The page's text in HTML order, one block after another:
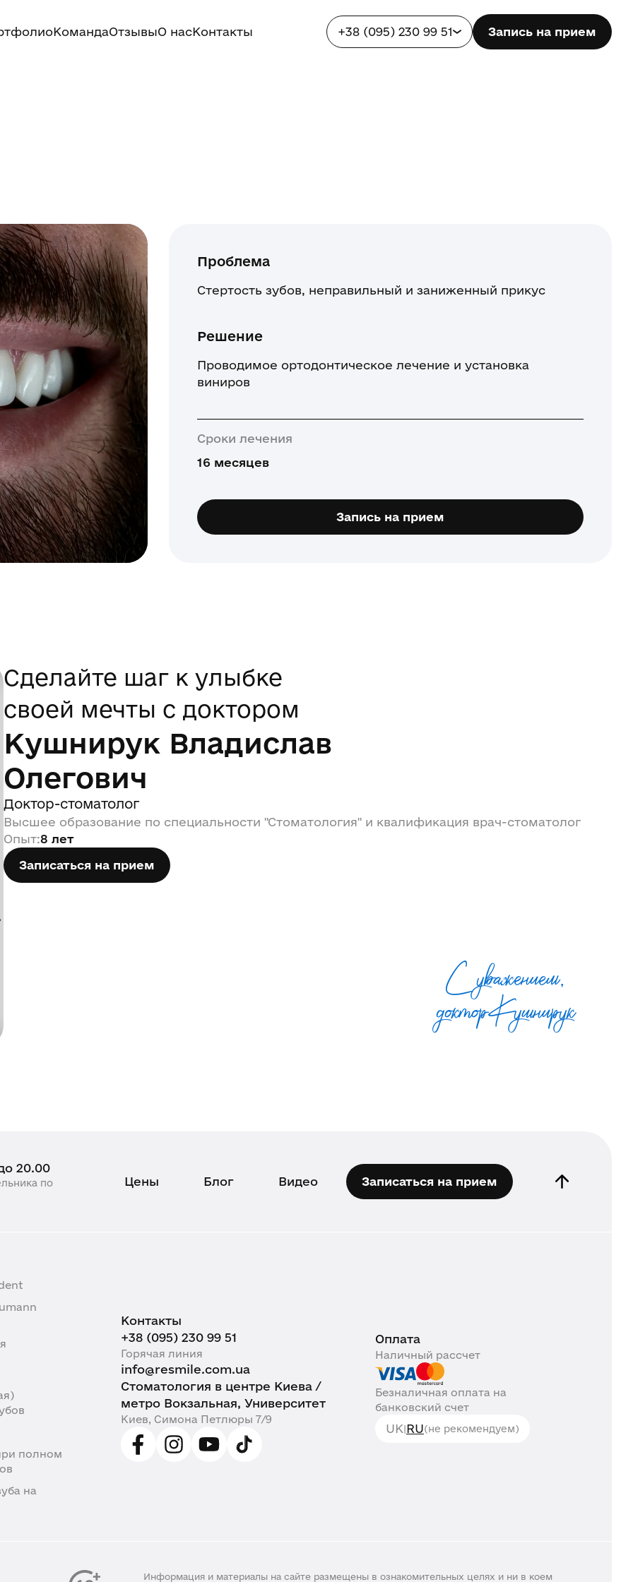
КомандаОтзывыО насКонтакты +38 (095) 230 99 51 Запись на прием
Проблема
Стертость зубов, неправильный и заниженный прикус
Решение
Проводимое ортодонтическое лечение и установка
виниров
Сроки лечения
16 месяцев
Запись на прием
2
4
Сделайте шаг к улыбке
своей мечты с доктором
Кушнирук Владислав
Олегович
Доктор-стоматолог
Высшее образование по специальности "Стоматология" и квалификация врач-стоматолог
Опыт:8 лет
Записаться на прием
С уважением,
доктор Кушнирук
20.00
по Цены Блог Видео Записаться на прием
полном
на
Контакты
+38 (095) 230 99 51
Горячая линия
info@resmile.com.ua
Стоматология в центре Киева /
метро Вокзальная, Университет
Киев, Симона Петлюры 7/9
Оплата
Наличный рассчет
Безналичная оплата на
банковский счет
UK|RU(не рекомендуем)
Информация и материалы на сайте размещены в ознакомительных целях и ни в коем